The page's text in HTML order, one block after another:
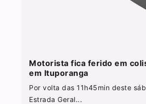
Motorista fica ferido em
em Ituporanga
Por volta das 11h45min deste
Estrada Geral...